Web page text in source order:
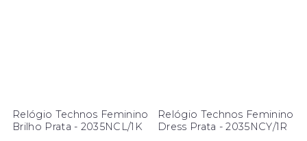
Relógio Technos Feminino
Brilho Prata - 2035NCL/1K
Relógio Technos Feminino
Dress Prata - 2035NCY/1R